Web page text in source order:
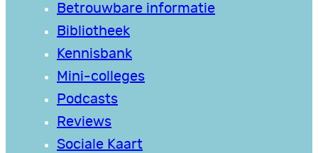
Betrouwbare informatie
Bibliotheek
Kennisbank
Mini-colleges
Podcasts
Reviews
Sociale Kaart